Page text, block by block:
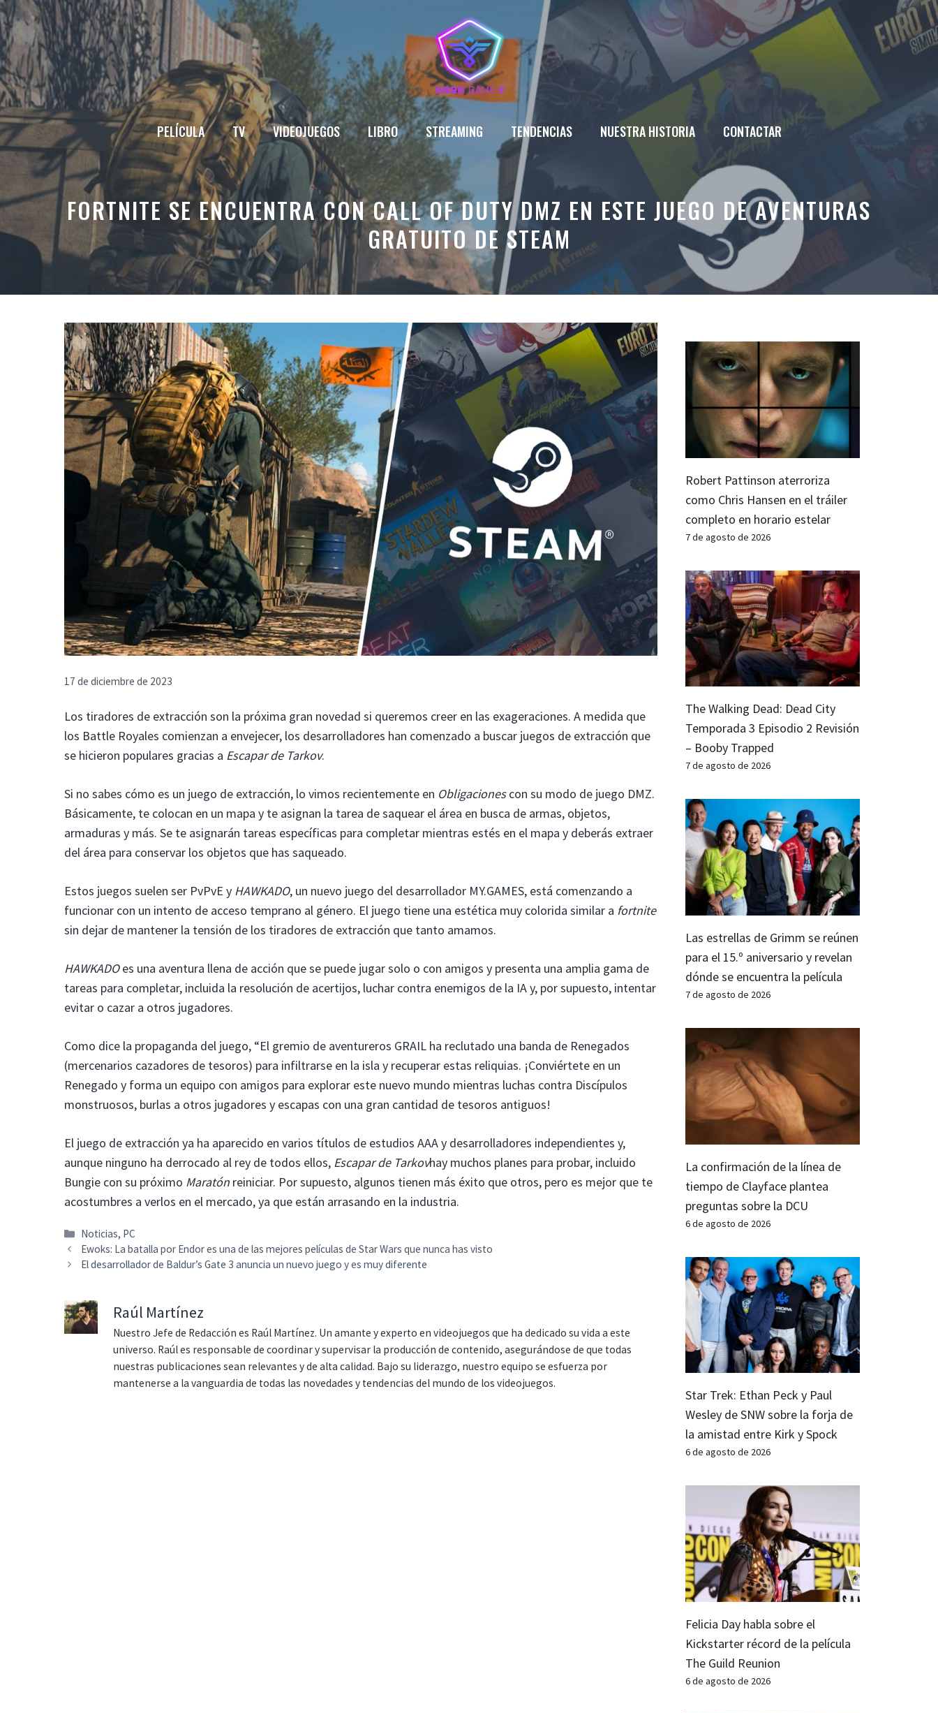
Saltar
al
contenido
PELÍCULA TV VIDEOJUEGOS LIBRO STREAMING TENDENCIAS NUESTRA HISTORIA CONTACTAR
FORTNITE SE ENCUENTRA CON CALL OF DUTY DMZ EN ESTE JUEGO DE AVENTURAS
GRATUITO DE STEAM
17 de diciembre de 2023
Los tiradores de extracción son la próxima gran novedad si queremos creer en las exageraciones. A medida que
los Battle Royales comienzan a envejecer, los desarrolladores han comenzado a buscar juegos de extracción que
se hicieron populares gracias a Escapar de Tarkov.
Si no sabes cómo es un juego de extracción, lo vimos recientemente en Obligacionescon su modo de juego DMZ.
Básicamente, te colocan en un mapa y te asignan la tarea de saquear el área en busca de armas, objetos,
armaduras y más. Se te asignarán tareas específicas para completar mientras estés en el mapa y deberás extraer
del área para conservar los objetos que has saqueado.
Estos juegos suelen ser PvPvE y HAWKADO, un nuevo juego del desarrollador MY.GAMES, está comenzando a
funcionar con un intento de acceso temprano al género. El juego tiene una estética muy colorida similar a fortnite
sin dejar de mantener la tensión de los tiradores de extracción que tanto amamos.
HAWKADOes una aventura llena de acción que se puede jugar solo o con amigos y presenta una amplia gama de
tareas para completar, incluida la resolución de acertijos, luchar contra enemigos de la IA y, por supuesto, intentar
evitar o cazar a otros jugadores.
Como dice la propaganda del juego, “El gremio de aventureros GRAIL ha reclutado una banda de Renegados
(mercenarios cazadores de tesoros) para infiltrarse en la isla y recuperar estas reliquias. ¡Conviértete en un
Renegado y forma un equipo con amigos para explorar este nuevo mundo mientras luchas contra Discípulos
monstruosos, burlas a otros jugadores y escapas con una gran cantidad de tesoros antiguos!
El juego de extracción ya ha aparecido en varios títulos de estudios AAA y desarrolladores independientes y,
aunque ninguno ha derrocado al rey de todos ellos, Escapar de Tarkovhay muchos planes para probar, incluido
Bungie con su próximo Maratón reiniciar. Por supuesto, algunos tienen más éxito que otros, pero es mejor que te
acostumbres a verlos en el mercado, ya que están arrasando en la industria.
Categorías
Noticias, PC
Ewoks: La batalla por Endor es una de las mejores películas de Star Wars que nunca has visto
El desarrollador de Baldur’s Gate 3 anuncia un nuevo juego y es muy diferente
Raúl Martínez
Nuestro Jefe de Redacción es Raúl Martínez. Un amante y experto en videojuegos que ha dedicado su vida a este
universo. Raúl es responsable de coordinar y supervisar la producción de contenido, asegurándose de que todas
nuestras publicaciones sean relevantes y de alta calidad. Bajo su liderazgo, nuestro equipo se esfuerza por
mantenerse a la vanguardia de todas las novedades y tendencias del mundo de los videojuegos.
Robert Pattinson aterroriza
como Chris Hansen en el tráiler
completo en horario estelar
7 de agosto de 2026
The Walking Dead: Dead City
Temporada 3 Episodio 2 Revisión
– Booby Trapped
7 de agosto de 2026
Las estrellas de Grimm se reúnen
para el 15.º aniversario y revelan
dónde se encuentra la película
7 de agosto de 2026
La confirmación de la línea de
tiempo de Clayface plantea
preguntas sobre la DCU
6 de agosto de 2026
Star Trek: Ethan Peck y Paul
Wesley de SNW sobre la forja de
la amistad entre Kirk y Spock
6 de agosto de 2026
Felicia Day habla sobre el
Kickstarter récord de la película
The Guild Reunion
6 de agosto de 2026